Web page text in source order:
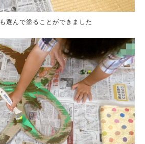
選んで塗ることができました